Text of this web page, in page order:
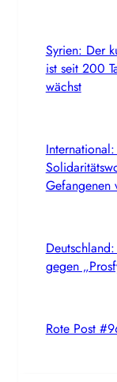
Syrien: Der
ist seit 200
wächst
gegen
Rote Post